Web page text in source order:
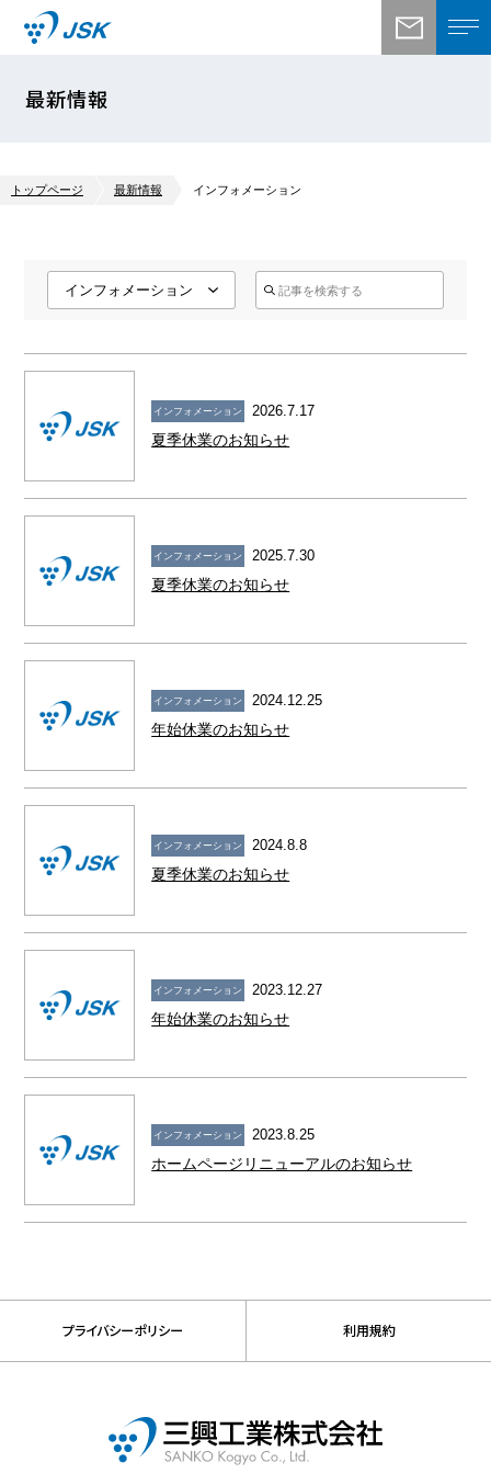
最新情報
トップページ 最新情報 インフォメーション
インフォメーション
2026.7.17
夏季休業のお知らせ
インフォメーション
2025.7.30
夏季休業のお知らせ
インフォメーション
2024.12.25
年始休業のお知らせ
インフォメーション
2024.8.8
夏季休業のお知らせ
インフォメーション
2023.12.27
年始休業のお知らせ
インフォメーション
2023.8.25
ホームページリニューアルのお知らせ
プライバシーポリシー 利用規約